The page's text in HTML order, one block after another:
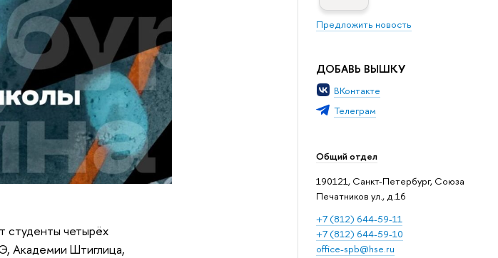
Предложить новость
ДОБАВЬ ВЫШКУ
ВКонтакте
Телеграм
Общий отдел
190121, Санкт-Петербург, Союза
Печатников ул., д.16
+7 (812) 644-59-11
+7 (812) 644-59-10
office-spb@hse.ru
студенты четырёх
Академии Штиглица,